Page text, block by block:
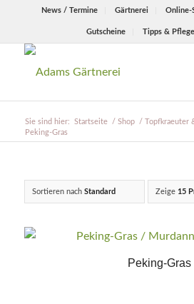
News / Termine Gärtnerei Online-
Gutscheine Tipps & Pflege
Sie sind hier: Startseite / Shop / Topfkraeuter
Peking-Gras
Sortieren nach Standard Zeige 15
Peking-Gras